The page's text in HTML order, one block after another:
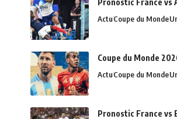
Pronostic France vs
ActuCoupe du Monde
Coupe du Monde
ActuCoupe du Monde
Pronostic France vs